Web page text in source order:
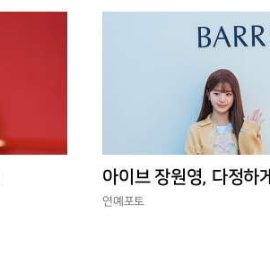
아이브 장원영, 다정하게
연예포토